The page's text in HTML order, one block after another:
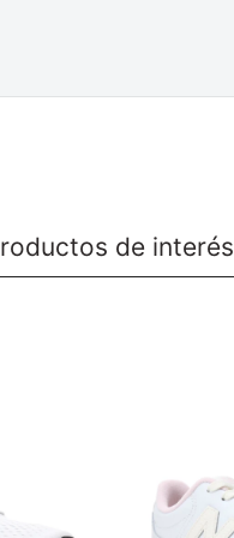
de interés